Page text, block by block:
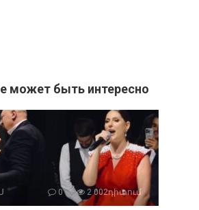
может быть интересно
0 2 002դիտում